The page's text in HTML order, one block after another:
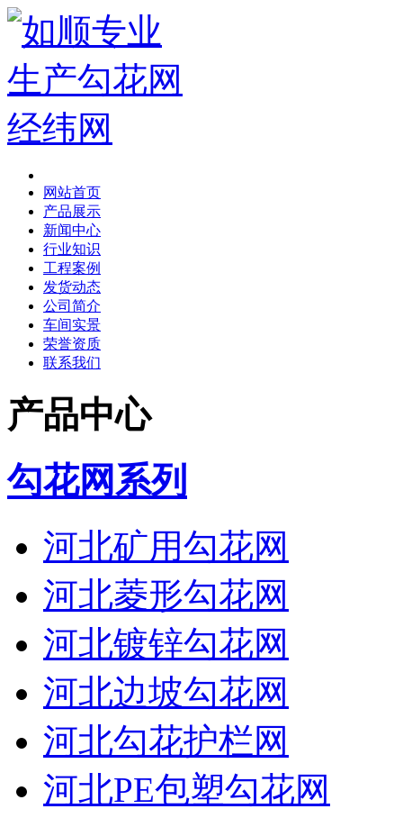
网站首页
产品展示
新闻中心
行业知识
工程案例
发货动态
公司简介
车间实景
荣誉资质
联系我们
产品中心
勾花网系列
河北矿用勾花网
河北菱形勾花网
河北镀锌勾花网
河北边坡勾花网
河北勾花护栏网
河北PE包塑勾花网